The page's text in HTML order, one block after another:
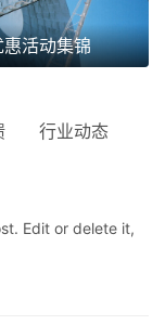
惠活动集锦
行业动态
Edit or delete it,